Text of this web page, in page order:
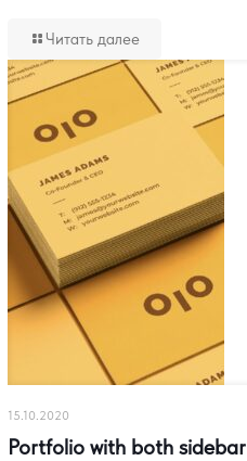
Читать далее
15.10.2020
Portfolio with both sidebar